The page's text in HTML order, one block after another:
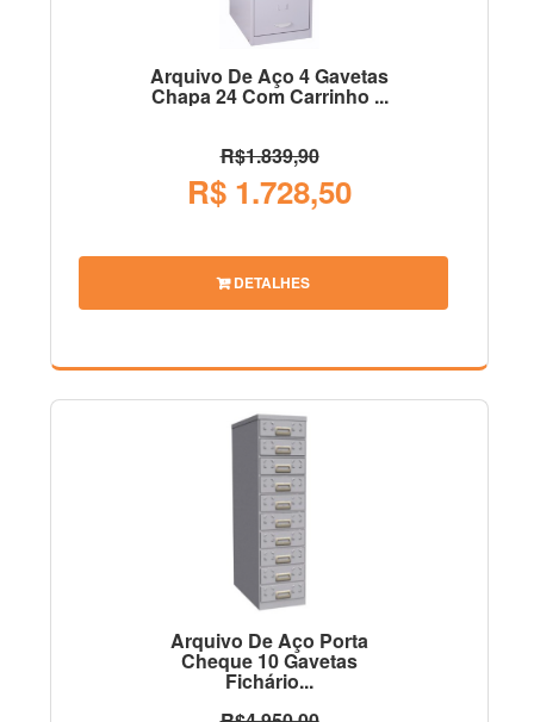
Arquivo De Aço 4 Gavetas
Chapa 24 Com Carrinho ...
R$1.839,90
R$ 1.728,50
DETALHES
Arquivo De Aço Porta
Cheque 10 Gavetas
Fichário...